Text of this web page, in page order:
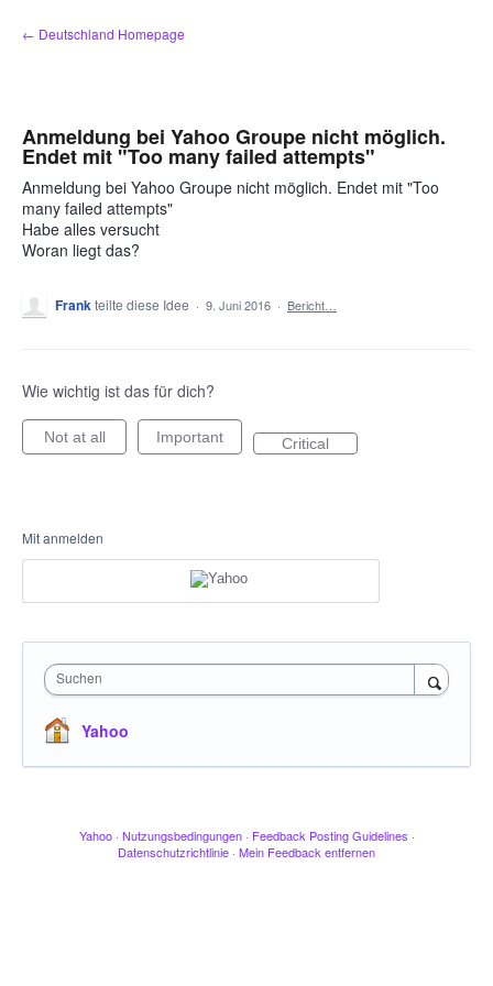
Zum
Inhalt
← Deutschland Homepage
Anmeldung bei Yahoo Groupe nicht möglich.
Endet mit "Too many failed attempts"
Anmeldung bei Yahoo Groupe nicht möglich. Endet mit "Too
many failed attempts"
Habe alles versucht
Woran liegt das?
Frankteilte diese Idee · 9. Juni 2016 · Bericht…
Wie wichtig ist das für dich?
Not at all Important Critical
Mit anmelden
Suchen
Yahoo
Yahoo · Nutzungsbedingungen · Feedback Posting Guidelines ·
Datenschutzrichtlinie · Mein Feedback entfernen